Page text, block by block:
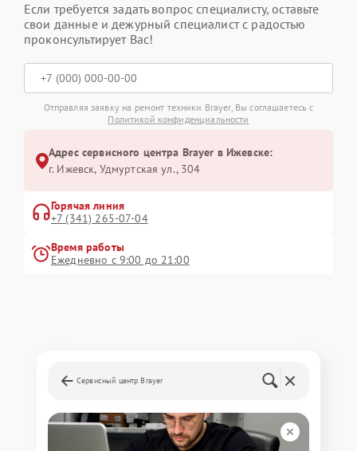
Если требуется задать вопрос специалисту, оставьте
свои данные и дежурный специалист с радостью
проконсультирует Вас!
Отправляя заявку на ремонт техники Brayer, Вы соглашаетесь с
Политикой конфиденциальности
Адрес сервисного центра Brayer в Ижевске:
г. Ижевск, Удмуртская ул., 304
Горячая линия
+7 (341) 265-07-04
Время работы
Ежедневно с 9:00 до 21:00
Сервисный центр Brayer